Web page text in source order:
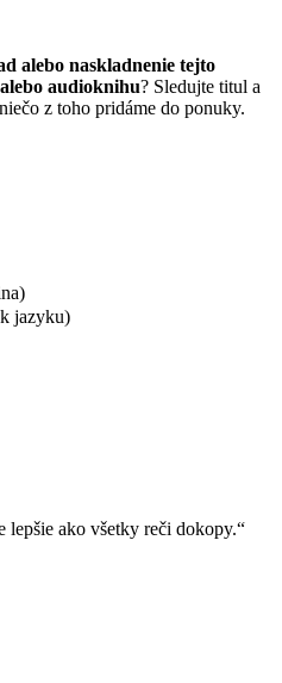
alebo naskladnenie tejto
audioknihu? Sledujte titul a
z toho pridáme do ponuky.
jazyku)
lepšie ako všetky reči dokopy.